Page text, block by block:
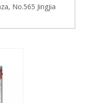
No.565 Jingjia